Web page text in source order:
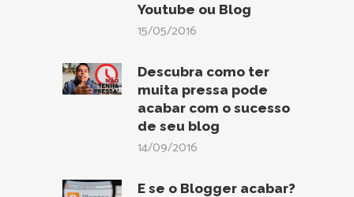
Youtube ou Blog
15/05/2016
Descubra como ter
muita pressa pode
acabar com o sucesso
de seu blog
14/09/2016
E se o Blogger acabar?